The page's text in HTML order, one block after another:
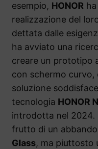
esempio, HONOR
realizzazione del
dettata dalle
ha avviato una
creare un prototipo
con schermo curvo,
soluzione
tecnologia HONOR
introdotta nel 2024.
frutto di un
Glass, ma piuttosto